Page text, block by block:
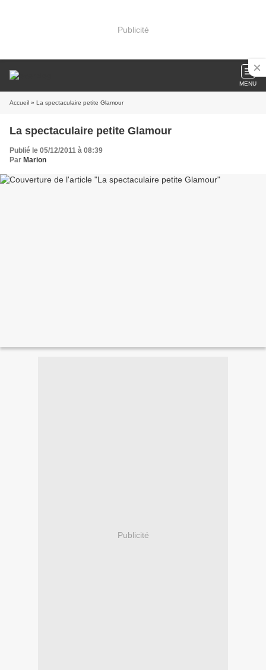
Publicité
MENU
Accueil » La spectaculaire petite Glamour
La spectaculaire petite Glamour
Publié le 05/12/2011 à 08:39
Par Marion
Publicité